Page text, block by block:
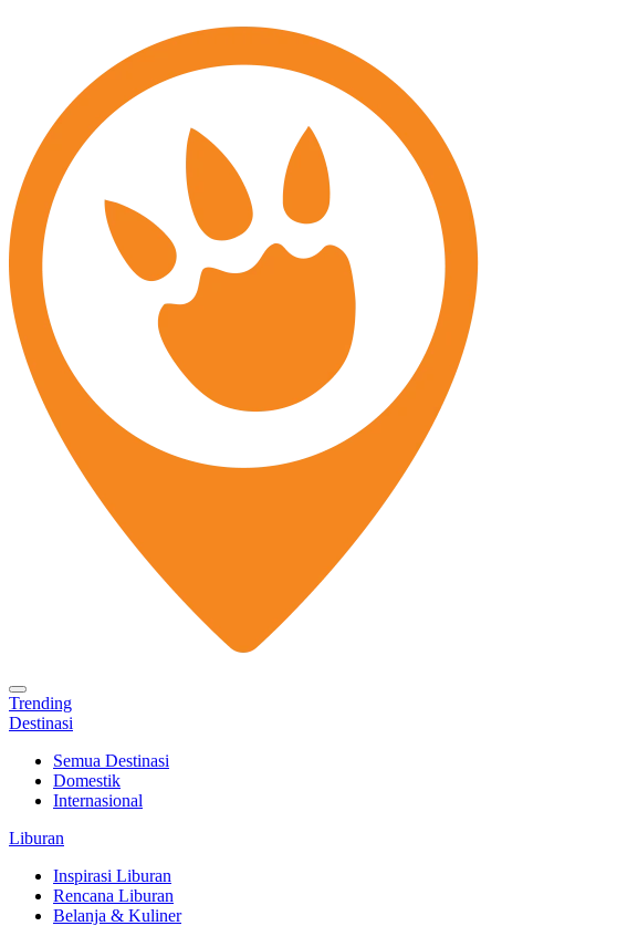
Trending
Destinasi
Semua Destinasi
Domestik
Internasional
Liburan
Inspirasi Liburan
Rencana Liburan
Belanja & Kuliner